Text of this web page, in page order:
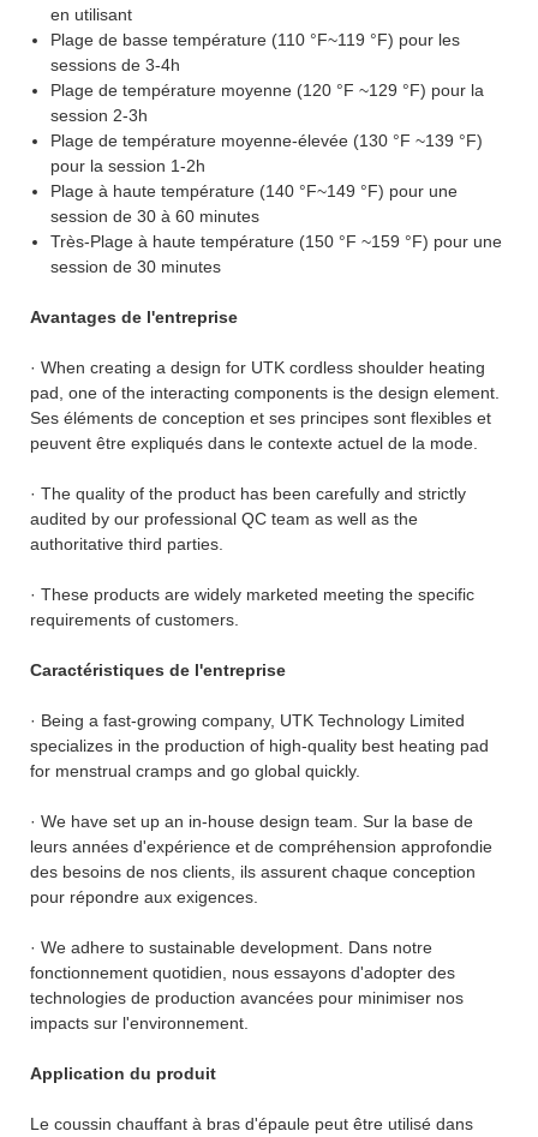
en utilisant
Plage de basse température (110 °F~119 °F) pour les
sessions de 3-4h
Plage de température moyenne (120 °F ~129 °F) pour la
session 2-3h
Plage de température moyenne-élevée (130 °F ~139 °F)
pour la session 1-2h
Plage à haute température (140 °F~149 °F) pour une
session de 30 à 60 minutes
Très-Plage à haute température (150 °F ~159 °F) pour une
session de 30 minutes
Avantages de l'entreprise
· When creating a design for UTK cordless shoulder heating
pad, one of the interacting components is the design element.
Ses éléments de conception et ses principes sont flexibles et
peuvent être expliqués dans le contexte actuel de la mode.
· The quality of the product has been carefully and strictly
audited by our professional QC team as well as the
authoritative third parties.
· These products are widely marketed meeting the specific
requirements of customers.
Caractéristiques de l'entreprise
· Being a fast-growing company, UTK Technology Limited
specializes in the production of high-quality best heating pad
for menstrual cramps and go global quickly.
· We have set up an in-house design team. Sur la base de
leurs années d'expérience et de compréhension approfondie
des besoins de nos clients, ils assurent chaque conception
pour répondre aux exigences.
· We adhere to sustainable development. Dans notre
fonctionnement quotidien, nous essayons d'adopter des
technologies de production avancées pour minimiser nos
impacts sur l'environnement.
Application du produit
Le coussin chauffant à bras d'épaule peut être utilisé dans